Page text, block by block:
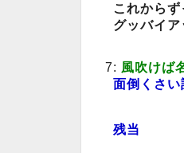
これから
グッバイア
7: 風吹けば
面倒くさ
残当